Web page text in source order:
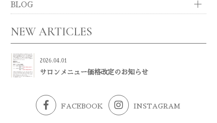
BLOG
NEW ARTICLES
2026.04.01
サロンメニュー価格改定のお知らせ
FACEBOOK INSTAGRAM